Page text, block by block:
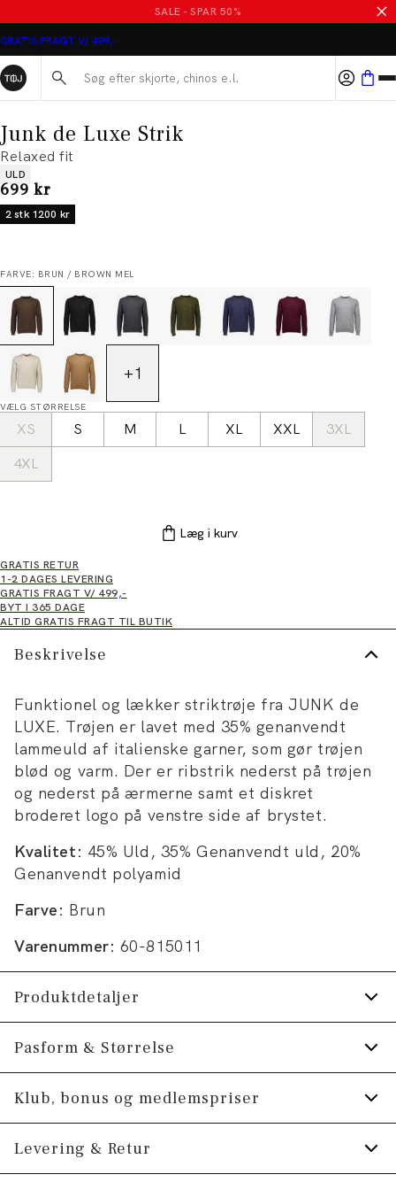
SALE - SPAR 50%
GRATIS FRAGT V/ 499,-
Søg her...
Junk de Luxe Strik
Relaxed fit
Produkt egenskaber
ULD
I alt (inkl. rabat)
699 kr
2 stk 1200 kr
FARVE: BRUN / BROWN MEL
+1
VÆLG STØRRELSE
XS S M L XL XXL
3XL
4XL
Læg i kurv
GRATIS RETUR
1-2 DAGES LEVERING
GRATIS FRAGT V/ 499,-
BYT I 365 DAGE
ALTID GRATIS FRAGT TIL BUTIK
Beskrivelse
Funktionel og lækker striktrøje fra JUNK de
LUXE. Trøjen er lavet med 35% genanvendt
lammeuld af italienske garner, som gør trøjen
blød og varm. Der er ribstrik nederst på trøjen
og nederst på ærmerne samt et diskret
broderet logo på venstre side af brystet.
Kvalitet: 45% Uld, 35% Genanvendt uld, 20%
Genanvendt polyamid
Farve: Brun
Varenummer: 60-815011
Produktdetaljer
Fremstillet i blend med merinould.
Broderet logo på venstre bryst.
Fremstillet med genanvendt materiale.
trøjens nederste kant samt på kraven.
Pasform & Størrelse
Fit:Relaxed fit
Model:Modellen er 191 centimeter høj, og har
Klub, bonus og medlemspriser
Tilmeld dig Klub Tøjeksperten helt gratis.
Levering & Retur